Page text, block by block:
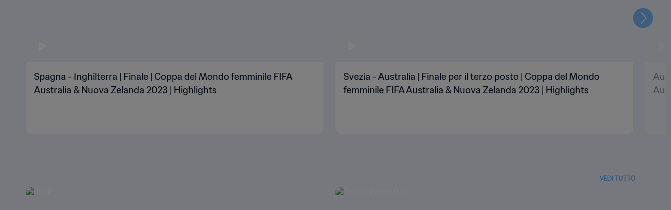
Spagna - Inghilterra | Finale | Coppa del Mondo femminile FIFA
Australia & Nuova Zelanda 2023 | Highlights
Svezia - Australia | Finale per il terzo posto | Coppa del Mondo
femminile FIFA Australia & Nuova Zelanda 2023 | Highlights
VEDI TUTTO